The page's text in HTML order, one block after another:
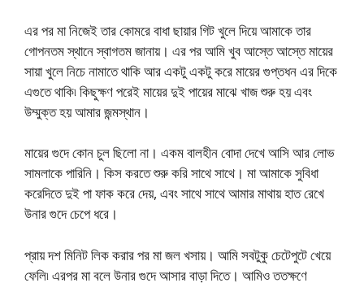
এর পর মা নিজেই তার কোমরে বাধা ছায়ার গিট খুলে দিয়ে আমাকে তার
গোপনতম স্থানে স্বাগতম জানায়। এর পর আমি খুব আস্তে আস্তে মায়ের
সায়া খুলে নিচে নামাতে থাকি আর একটু একটু করে মায়ের গুপ্তধন এর দিকে
এগুতে থাকি৷ কিছুক্ষণ পরেই মায়ের দুই পায়ের মাঝে খাজ শুরু হয় এবং
উম্মুক্ত হয় আমার জন্মস্থান।
মায়ের গুদে কোন চুল ছিলো না। একম বালহীন বোদা দেখে আসি আর লোভ
সামলাকে পারিনি। কিস করতে শুরু করি সাথে সাথে। মা আমাকে সুবিধা
করেদিতে দুই পা ফাক করে দেয়, এবং সাথে সাথে আমার মাথায় হাত রেখে
উনার গুদে চেপে ধরে।
প্রায় দশ মিনিট লিক করার পর মা জল খসায়। আমি সবটুকু চেটেপুটে খেয়ে
ফেলি৷ এরপর মা বলে উনার গুদে আসার বাড়া দিতে। আমিও ততক্ষণে